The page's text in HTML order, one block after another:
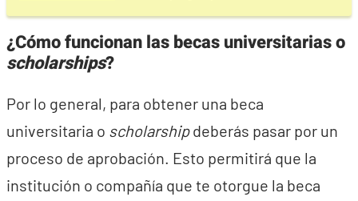
¿Cómo funcionan las becas universitarias o
scholarships?
Por lo general, para obtener una beca
universitaria o scholarshipdeberás pasar por un
proceso de aprobación. Esto permitirá que la
institución o compañía que te otorgue la beca